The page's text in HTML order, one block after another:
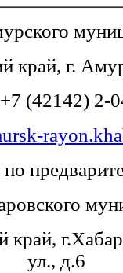
край, г.
(42142) 2-
край,
ул., д.6